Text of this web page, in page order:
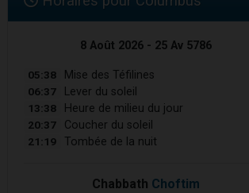
8 Août 2026 - 25 Av 5786
05:38 Mise des Téfilines
06:37 Lever du soleil
13:38 Heure de milieu du jour
20:37 Coucher du soleil
21:19 Tombée de la nuit
Chabbath Choftim